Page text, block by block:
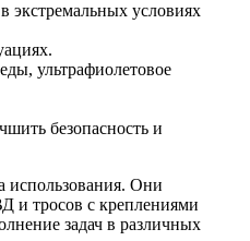
экстремальных условиях
ультрафиолетовое
безопасность и
использования. Они
и тросов с креплениями
задач в различных